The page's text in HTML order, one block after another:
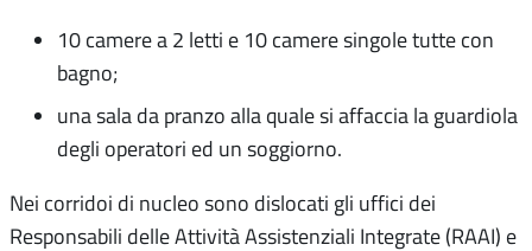
10 camere a 2 letti e 10 camere singole tutte con
bagno;
una sala da pranzo alla quale si affaccia la guardiola
degli operatori ed un soggiorno.
Nei corridoi di nucleo sono dislocati gli uffici dei
Responsabili delle Attività Assistenziali Integrate (RAAI) e